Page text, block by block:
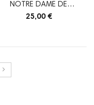
NOTRE DAME DE
PONTMAIN - AFFICHE A3
25,00 €